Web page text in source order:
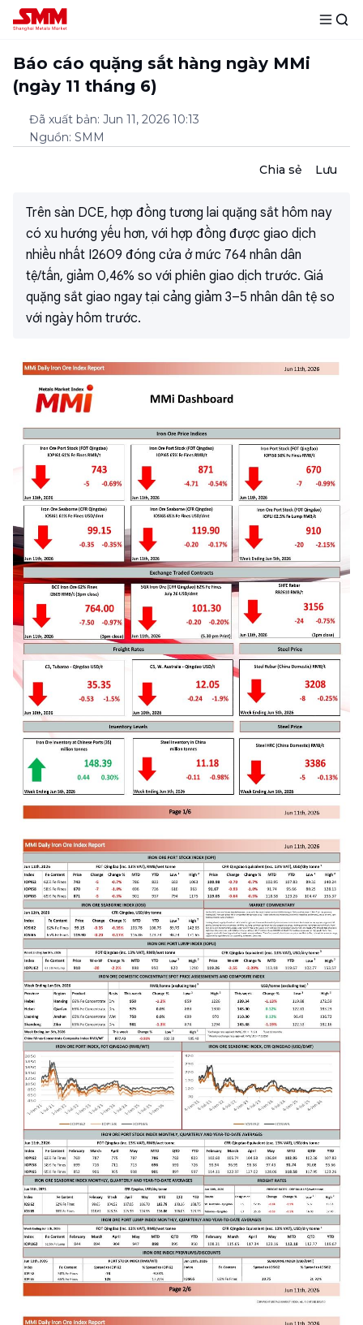
Báo cáo quặng sắt hàng ngày MMi
(ngày 11 tháng 6)
Đã xuất bản: Jun 11, 2026 10:13
Nguồn: SMM
Chia sẻ Lưu
Trên sàn DCE, hợp đồng tương lai quặng sắt hôm nay
có xu hướng yếu hơn, với hợp đồng được giao dịch
nhiều nhất I2609 đóng cửa ở mức 764 nhân dân
tệ/tấn, giảm 0,46% so với phiên giao dịch trước. Giá
quặng sắt giao ngay tại cảng giảm 3–5 nhân dân tệ so
với ngày hôm trước.